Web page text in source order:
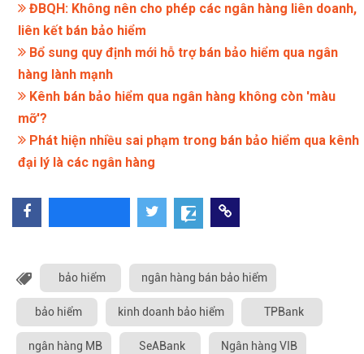
ĐBQH: Không nên cho phép các ngân hàng liên doanh,
liên kết bán bảo hiểm
Bổ sung quy định mới hỗ trợ bán bảo hiểm qua ngân
hàng lành mạnh
Kênh bán bảo hiểm qua ngân hàng không còn 'màu
mỡ'?
Phát hiện nhiều sai phạm trong bán bảo hiểm qua kênh
đại lý là các ngân hàng
bảo hiểm ngân hàng bán bảo hiểm
bảo hiểm kinh doanh bảo hiểm TPBank
ngân hàng MB SeABank Ngân hàng VIB